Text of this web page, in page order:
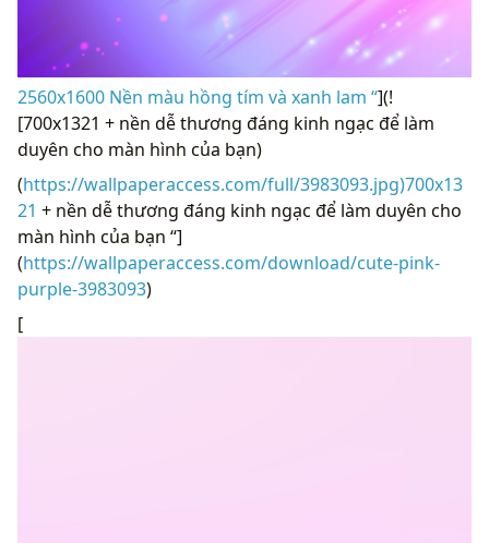
2560x1600 Nền màu hồng tím và xanh lam “](!
[700x1321 + nền dễ thương đáng kinh ngạc để làm
duyên cho màn hình của bạn)
(https://wallpaperaccess.com/full/3983093.jpg)700x13
21 + nền dễ thương đáng kinh ngạc để làm duyên cho
màn hình của bạn “]
(https://wallpaperaccess.com/download/cute-pink-
purple-3983093)
[